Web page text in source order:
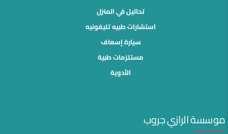
تحاليل في المنزل
استشارات طبيه تليفونيه
سيارة إسعاف
مستلزمات طبية
الأدوية
موسسة الرازي جروب